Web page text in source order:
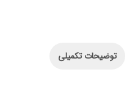
توضیحات تکمیلی